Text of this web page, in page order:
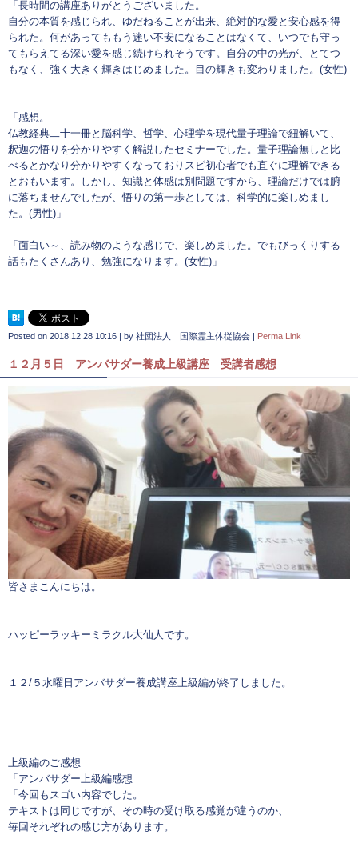
「長時間の講座ありがとうございました。
自分の本質を感じられ、ゆだねることが出来、絶対的な愛と安心感を得
られた。何があってももう迷い不安になることはなくて、いつでも守っ
てもらえてる深い愛を感じ続けられそうです。自分の中の光が、とてつ
もなく、強く大きく輝きはじめました。目の輝きも変わりました。(女性)
「感想。
仏教経典二十一冊と脳科学、哲学、心理学を現代量子理論で紐解いて、
釈迦の悟りを分かりやすく解説したセミナーでした。量子理論無しと比
べるとかなり分かりやすくなっておりスピ初心者でも直ぐに理解できる
とおもいます。しかし、知識と体感は別問題ですから、理論だけでは腑
に落ちませんでしたが、悟りの第一歩としては、科学的に楽しめまし
た。(男性)」
「面白い～、読み物のような感じで、楽しめました。でもびっくりする
話もたくさんあり、勉強になります。(女性)」
Posted on 2018.12.28 10:16 | by 社団法人 国際霊主体従協会 | Perma Link
１２月５日 アンバサダー養成上級講座 受講者感想
皆さまこんにちは。
ハッピーラッキーミラクル大仙人です。
１２/５水曜日アンバサダー養成講座上級編が終了しました。
上級編のご感想
「アンバサダー上級編感想
「今回もスゴい内容でした。
テキストは同じですが、その時の受け取る感覚が違うのか、
毎回それぞれの感じ方があります。